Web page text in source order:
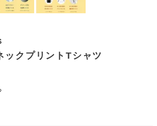
ックプリントTシャツ